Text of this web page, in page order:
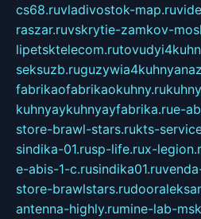
cs68.ruvladivostok-map.ru
raszar.ruvskrytie-zamkov-
lipetsktelecom.ru
seksuzb.ru
fabrikaofabrikaokuhny.ru
kuhnyaykuhnyayfabrika.rue-
store-brawl-stars.rukts-
sindika-01.rusp-life.rux-
e-abis-1-c.rusindika01.ru
store-brawlstars.ru
antenna-highly.rumine-lab-